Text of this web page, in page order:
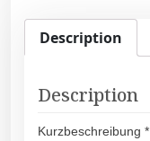
Description
Description
Kurzbeschreibung *